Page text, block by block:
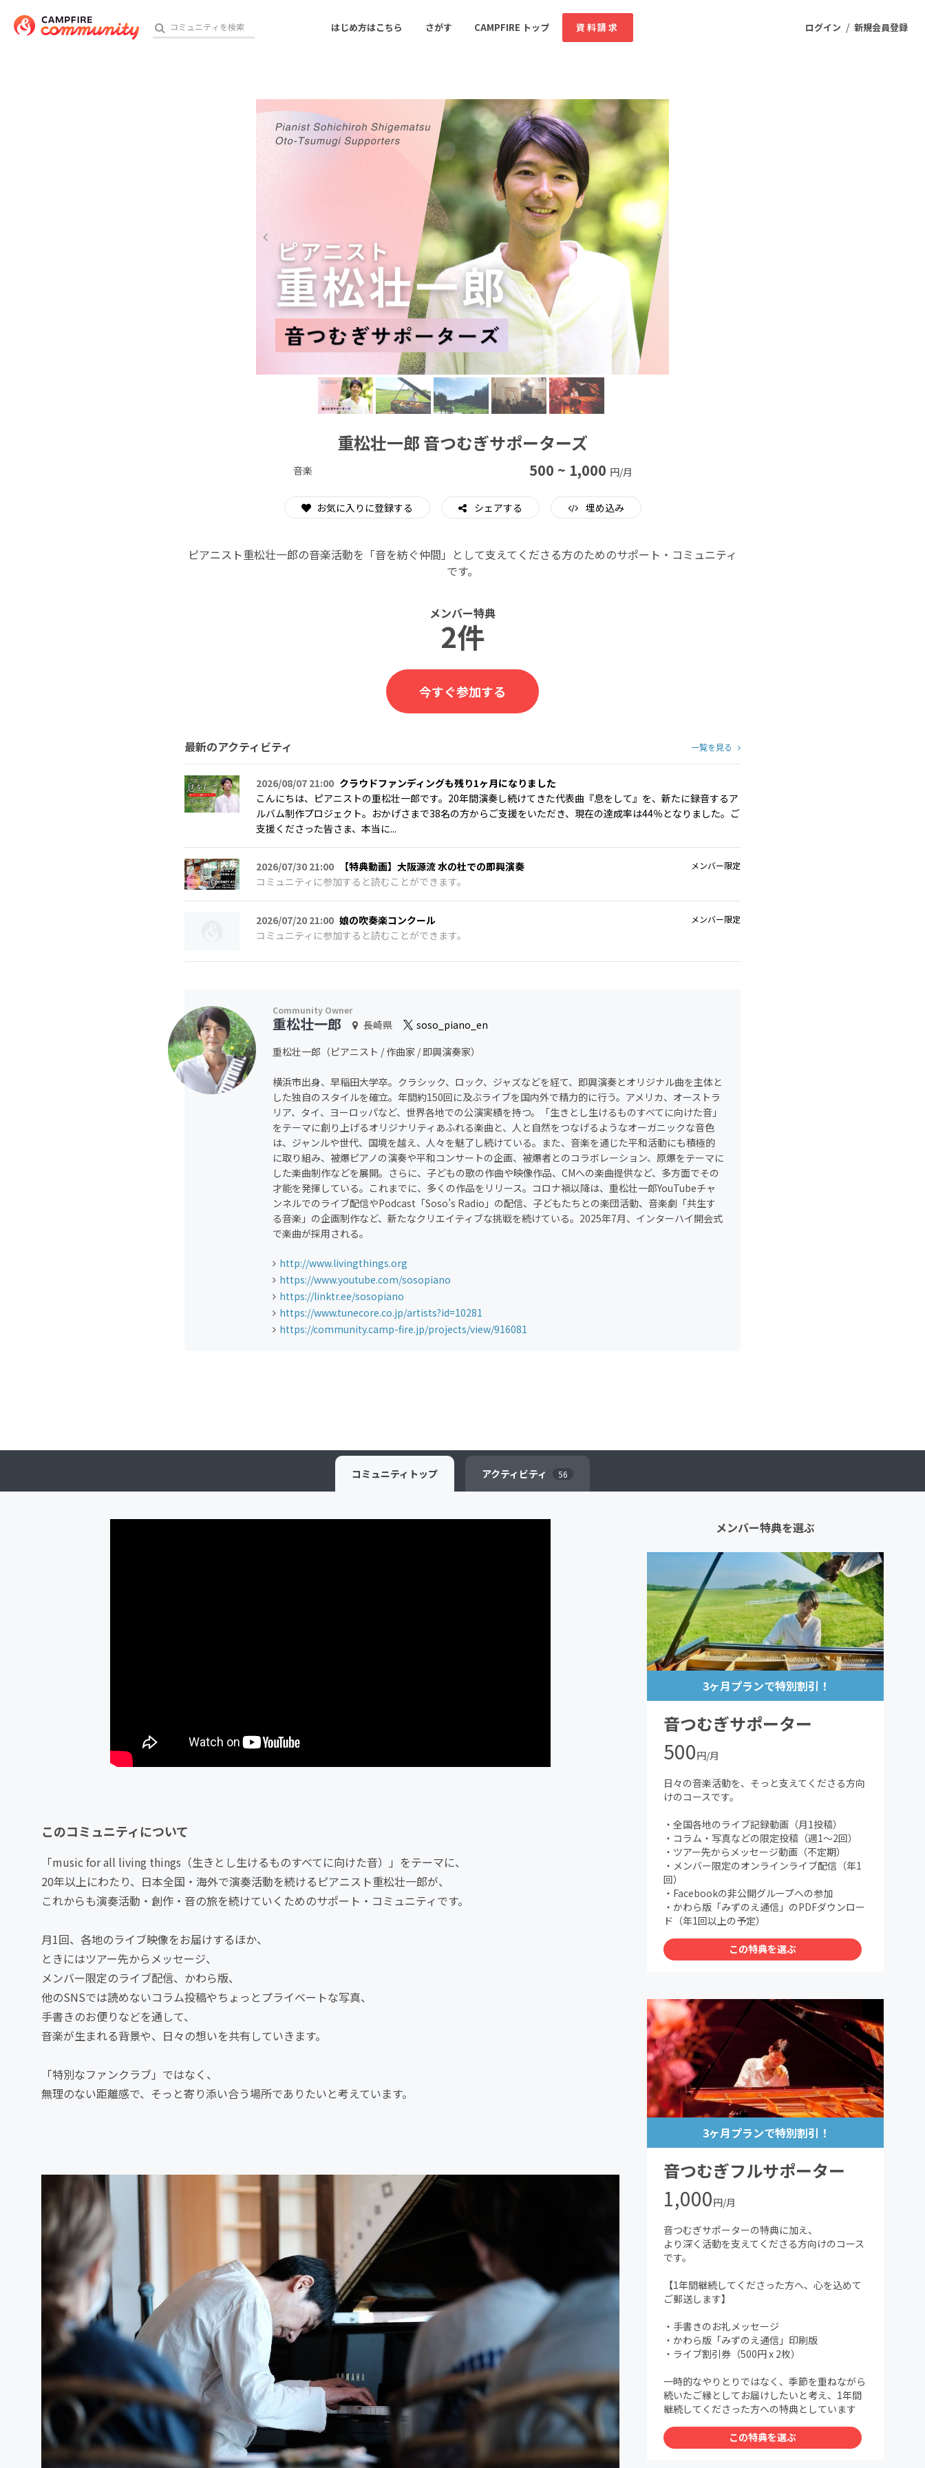
ログイン / 新規会員登録
はじめ方はこちら さがす CAMPFIRE トップ 資料請求
おすすめのコミュニティ 人気のコミュニティ 新着のコミュニティ
舞台・パフォーマンス
ゲーム・サービス開発 フード・飲食店
アニメ・漫画
ソーシャルグッド ビューティー・ヘルスケア
CAMPFIRE for Social Good CAMPFIRE Creation
重松壮一郎 音つむぎサポーターズ
音楽 500 ~ 1,000 円/月
お気に入りに登録する シェアする 埋め込み
ピアニスト重松壮一郎の音楽活動を「音を紡ぐ仲間」として支えてくださる方のためのサポート・コミュニティ
です。
メンバー特典
2件
今すぐ参加する
最新のアクティビティ 一覧を見る
2026/08/07 21:00 クラウドファンディングも残り1ヶ月になりました
こんにちは、ピアニストの重松壮一郎です。20年間演奏し続けてきた代表曲『息をして』を、新たに録音するア
ルバム制作プロジェクト。おかげさまで38名の方からご支援をいただき、現在の達成率は44％となりました。ご
支援くださった皆さま、本当に...
2026/07/30 21:00 【特典動画】大阪源流 水の杜での即興演奏 メンバー限定
コミュニティに参加すると読むことができます。
2026/07/20 21:00 娘の吹奏楽コンクール メンバー限定
コミュニティに参加すると読むことができます。
重松壮一郎 長崎県
soso_piano_en
重松壮一郎（ピアニスト / 作曲家 / 即興演奏家）
横浜市出身、早稲田大学卒。クラシック、ロック、ジャズなどを経て、即興演奏とオリジナル曲を主体と
した独自のスタイルを確立。年間約150回に及ぶライブを国内外で精力的に行う。アメリカ、オーストラ
リア、タイ、ヨーロッパなど、世界各地での公演実績を持つ。「生きとし生けるものすべてに向けた音」
をテーマに創り上げるオリジナリティあふれる楽曲と、人と自然をつなげるようなオーガニックな音色
は、ジャンルや世代、国境を越え、人々を魅了し続けている。また、音楽を通じた平和活動にも積極的
に取り組み、被爆ピアノの演奏や平和コンサートの企画、被爆者とのコラボレーション、原爆をテーマに
した楽曲制作などを展開。さらに、子どもの歌の作曲や映像作品、CMへの楽曲提供など、多方面でその
才能を発揮している。これまでに、多くの作品をリリース。コロナ禍以降は、重松壮一郎YouTubeチャ
ンネルでのライブ配信やPodcast「Soso’s Radio」の配信、子どもたちとの楽団活動、音楽劇「共生す
る音楽」の企画制作など、新たなクリエイティブな挑戦を続けている。2025年7月、インターハイ開会式
で楽曲が採用される。
http://www.livingthings.org
https://www.youtube.com/sosopiano
https://linktr.ee/sosopiano
https://www.tunecore.co.jp/artists?id=10281
https://community.camp-fire.jp/projects/view/916081
コミュニティ トップ アクティビティ 56
このコミュニティについて
「music for all living things（生きとし生けるものすべてに向けた音）」をテーマに、
20年以上にわたり、日本全国・海外で演奏活動を続けるピアニスト重松壮一郎が、
これからも演奏活動・創作・音の旅を続けていくためのサポート・コミュニティです。
月1回、各地のライブ映像をお届けするほか、
ときにはツアー先からメッセージ、
メンバー限定のライブ配信、かわら版、
他のSNSでは読めないコラム投稿やちょっとプライベートな写真、
手書きのお便りなどを通して、
音楽が生まれる背景や、日々の想いを共有していきます。
「特別なファンクラブ」ではなく、
無理のない距離感で、そっと寄り添い合う場所でありたいと考えています。
メンバー特典を選ぶ
3ヶ月プランで特別割引！
音つむぎサポーター
500円/月
日々の音楽活動を、そっと支えてくださる方向
けのコースです。
・全国各地のライブ記録動画（月1投稿）
・コラム・写真などの限定投稿（週1〜2回）
・ツアー先からメッセージ動画（不定期）
・メンバー限定のオンラインライブ配信（年1
回）
・Facebookの非公開グループへの参加
・かわら版「みずのえ通信」のPDFダウンロー
ド（年1回以上の予定）
この特典を選ぶ
3ヶ月プランで特別割引！
音つむぎフルサポーター
1,000円/月
音つむぎサポーターの特典に加え、
より深く活動を支えてくださる方向けのコース
です。
【1年間継続してくださった方へ、心を込めて
ご郵送します】
・手書きのお礼メッセージ
・かわら版「みずのえ通信」印刷版
・ライブ割引券（500円 x 2枚）
一時的なやりとりではなく、季節を重ねながら
続いたご縁としてお届けしたいと考え、1年間
継続してくださった方への特典としています
この特典を選ぶ